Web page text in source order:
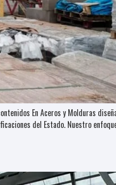
En Aceros y Molduras
del Estado. Nuestro